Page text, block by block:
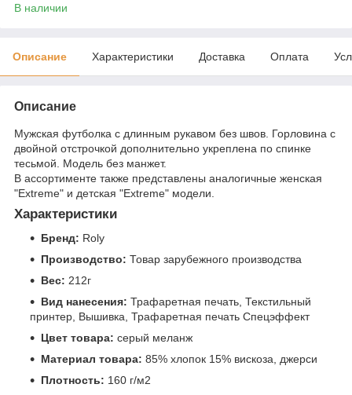
В наличии
Описание Характеристики Доставка Оплата
Описание
Мужская футболка с длинным рукавом без швов. Горловина с
двойной отстрочкой дополнительно укреплена по спинке
тесьмой. Модель без манжет.
В ассортименте также представлены аналогичные женская
"Extreme" и детская "Extreme" модели.
Характеристики
Бренд: Roly
Производство: Товар зарубежного производства
Вес: 212г
Вид нанесения: Трафаретная печать, Текстильный
принтер, Вышивка, Трафаретная печать Спецэффект
Цвет товара: серый меланж
Материал товара: 85% хлопок 15% вискоза, джерси
Плотность: 160 г/м2